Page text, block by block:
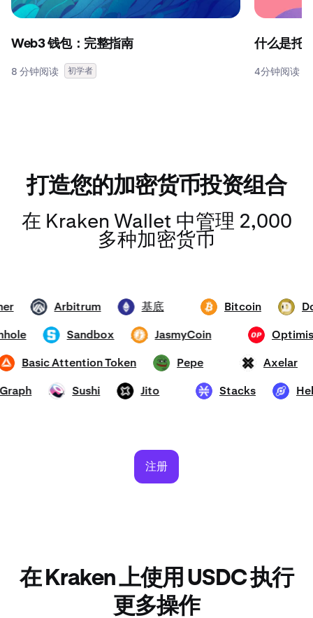
Web3 钱包：完整指南
8 分钟阅读 初学者
什么是托
4分钟阅读
打造您的加密货币投资组合
在 Kraken Wallet 中管理 2,000
多种加密货币
BTC Bitcoin DOGE
ARB Arbitrum ETH 基底
OP
SAND Sandbox JASMY JasmyCoin
AXL Axelar
BAT Basic Attention Token PEPE Pepe
STX Stacks HNT
Graph SUSHI Sushi JTO Jito
注册
在 Kraken 上使用 USDC 执行
更多操作